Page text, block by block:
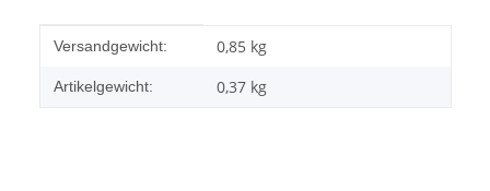
Produkteigenschaft
Wert
Versandgewicht: 0,85 kg
Artikelgewicht: 0,37 kg